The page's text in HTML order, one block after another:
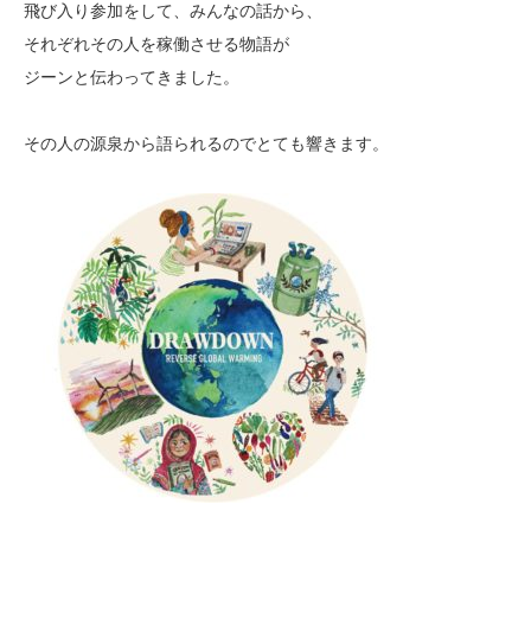
飛び入り参加をして、みんなの話から、
それぞれその人を稼働させる物語が
ジーンと伝わってきました。
その人の源泉から語られるのでとても響きます。